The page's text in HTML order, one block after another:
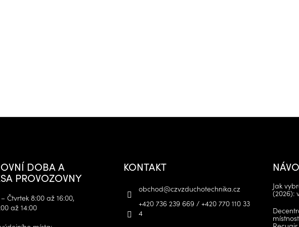
DOBA A
PROVOZOVNY
Čtvrtek 8:00 až 16:00,
až 14:00
KONTAKT
obchod@czvzduchotechnika.cz
+420 736 239 669 / +420 770 110 33
4
Jak
(2026):